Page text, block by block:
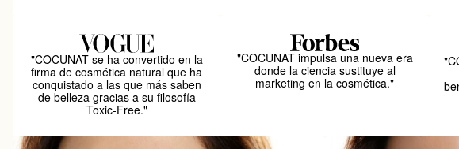
"COCUNAT se ha convertido en la
firma de cosmética natural que ha
conquistado a las que más saben
de belleza gracias a su filosofía
Toxic-Free."
"COCUNAT impulsa una nueva era
donde la ciencia sustituye al
marketing en la cosmética."